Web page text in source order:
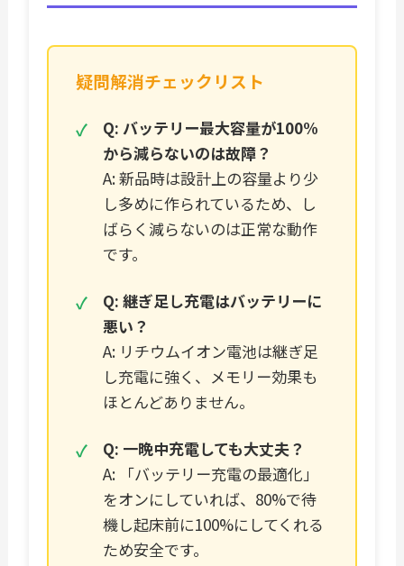
疑問解消チェックリスト
Q: バッテリー最大容量が100%
から減らないのは故障？
A: 新品時は設計上の容量より少
し多めに作られているため、し
ばらく減らないのは正常な動作
です。
Q: 継ぎ足し充電はバッテリーに
悪い？
A: リチウムイオン電池は継ぎ足
し充電に強く、メモリー効果も
ほとんどありません。
Q: 一晩中充電しても大丈夫？
A: 「バッテリー充電の最適化」
をオンにしていれば、80%で待
機し起床前に100%にしてくれる
ため安全です。